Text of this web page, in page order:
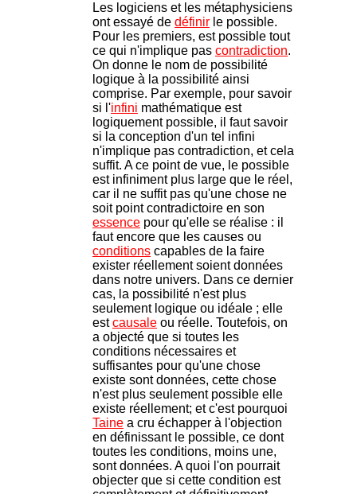
Les logiciens et les métaphysiciens
ont essayé de définir le possible.
Pour les premiers, est possible tout
ce qui n'implique pas contradiction.
On donne le nom de possibilité
logique à la possibilité ainsi
comprise. Par exemple, pour savoir
si l'infini mathématique est
logiquement possible, il faut savoir
si la conception d'un tel infini
n'implique pas contradiction, et cela
suffit. A ce point de vue, le possible
est infiniment plus large que le réel,
car il ne suffit pas qu'une chose ne
soit point contradictoire en son
essence pour qu'elle se réalise : il
faut encore que les causes ou
conditions capables de la faire
exister réellement soient données
dans notre univers. Dans ce dernier
cas, la possibilité n'est plus
seulement logique ou idéale ; elle
estcausale ou réelle. Toutefois, on
a objecté que si toutes les
conditions nécessaires et
suffisantes pour qu'une chose
existe sont données, cette chose
n'est plus seulement possible elle
existe réellement; et c'est pourquoi
Taine a cru échapper à l'objection
en définissant le possible, ce dont
toutes les conditions, moins une,
sont données. A quoi l'on pourrait
objecter que si cette condition est